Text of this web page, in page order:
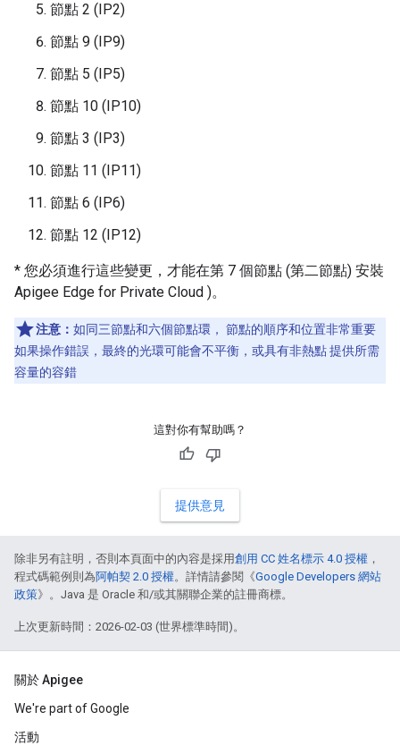
節點 2 (IP2)
節點 9 (IP9)
節點 5 (IP5)
節點 10 (IP10)
節點 3 (IP3)
節點 11 (IP11)
節點 6 (IP6)
節點 12 (IP12)
* 您必須進行這些變更，才能在第 7 個節點 (第二節點) 安裝
Apigee Edge for Private Cloud )。
注意： 如同三節點和六個節點環， 節點的順序和位置非常重要
如果操作錯誤，最終的光環可能會不平衡，或具有非熱點 提供所需
容量的容錯
這對你有幫助嗎？
提供意見
除非另有註明，否則本頁面中的內容是採用創用 CC 姓名標示 4.0 授權 ，
程式碼範例則為阿帕契 2.0 授權。詳情請參閱《Google Developers 網站
政策》。Java 是 Oracle 和/或其關聯企業的註冊商標。
上次更新時間：2026-02-03 (世界標準時間)。
關於 Apigee
We're part of Google
活動